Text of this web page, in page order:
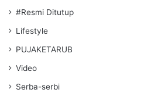
#Resmi Ditutup
Lifestyle
PUJAKETARUB
Video
Serba-serbi